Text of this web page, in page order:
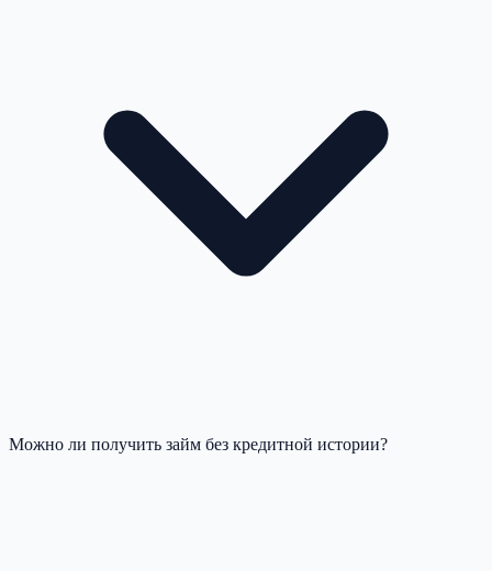
Можно ли получить займ без кредитной истории?